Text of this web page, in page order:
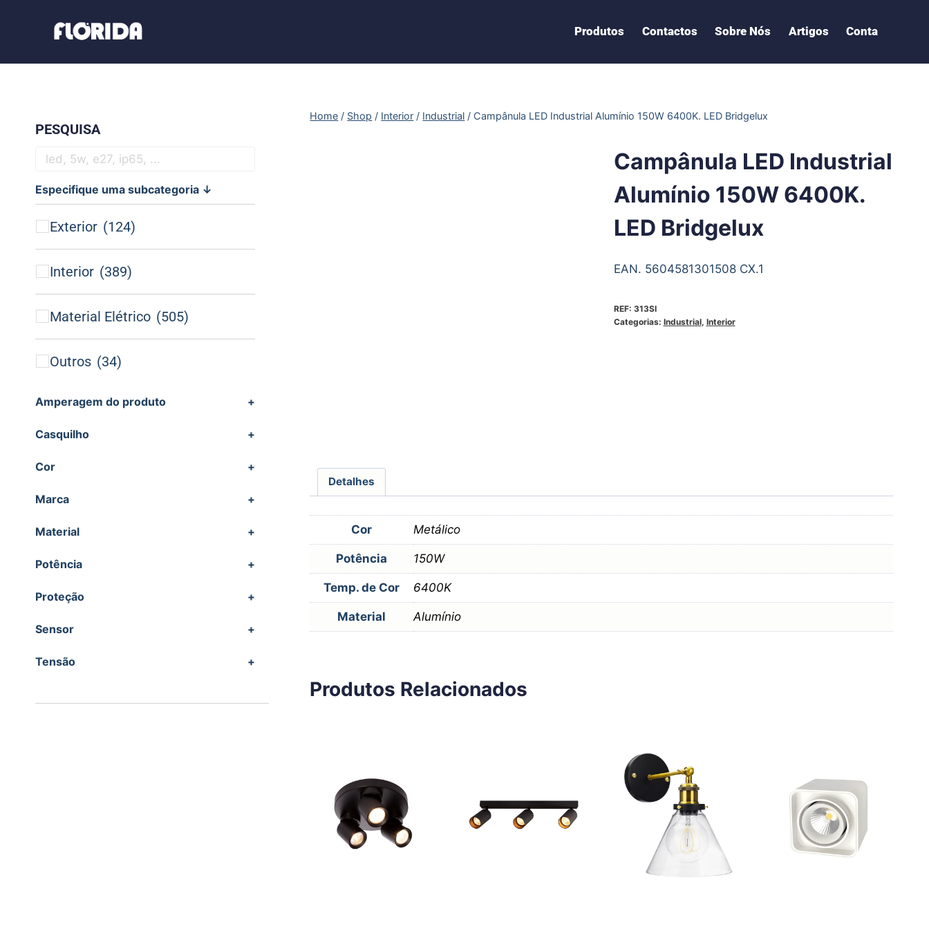
Produtos Contactos Sobre Nós Artigos Conta
Home / Shop / Interior / Industrial / Campânula LED Industrial Alumínio 150W 6400K. LED Bridgelux
Campânula LED Industrial
Alumínio 150W 6400K.
LED Bridgelux
EAN. 5604581301508 CX.1
REF: 313SI
Categorias: Industrial, Interior
Detalhes
Cor Metálico
Potência 150W
Temp. de Cor 6400K
Material Alumínio
Produtos Relacionados
PESQUISA
Especifique uma subcategoria ↓
Exterior (124)
Interior (389)
Material Elétrico (505)
Outros (34)
Amperagem do produto +
Casquilho +
Cor +
Marca +
Material +
Potência +
Proteção +
Sensor +
Tensão +